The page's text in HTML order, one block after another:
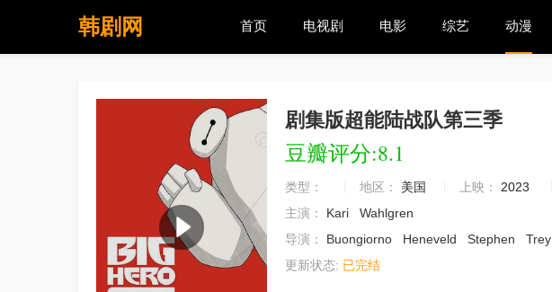
韩剧网 首页 电视剧 电影 综艺 动漫
剧集版超能陆战队第三季
豆瓣评分:8.1
类型： 地区： 美国 上映： 2023
主演：
Kari
Wahlgren
导演：
Buongiorno Heneveld Stephen
Trey
更新状态: 已完结